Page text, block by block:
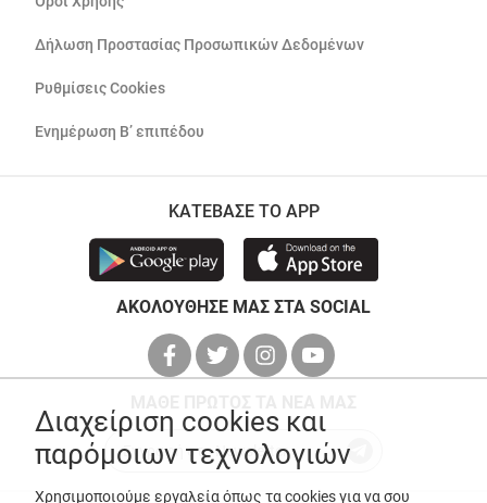
Δήλωση Προστασίας Προσωπικών Δεδομένων
Ρυθμίσεις Cookies
Ενημέρωση Β’ επιπέδου
ΚΑΤΕΒΑΣΕ ΤΟ APP
ΑΚΟΛΟΥΘΗΣΕ ΜΑΣ ΣΤΑ SOCIAL
Διαχείριση cookies και
παρόμοιων τεχνολογιών
Χρησιμοποιούμε εργαλεία όπως τα cookies για να σου